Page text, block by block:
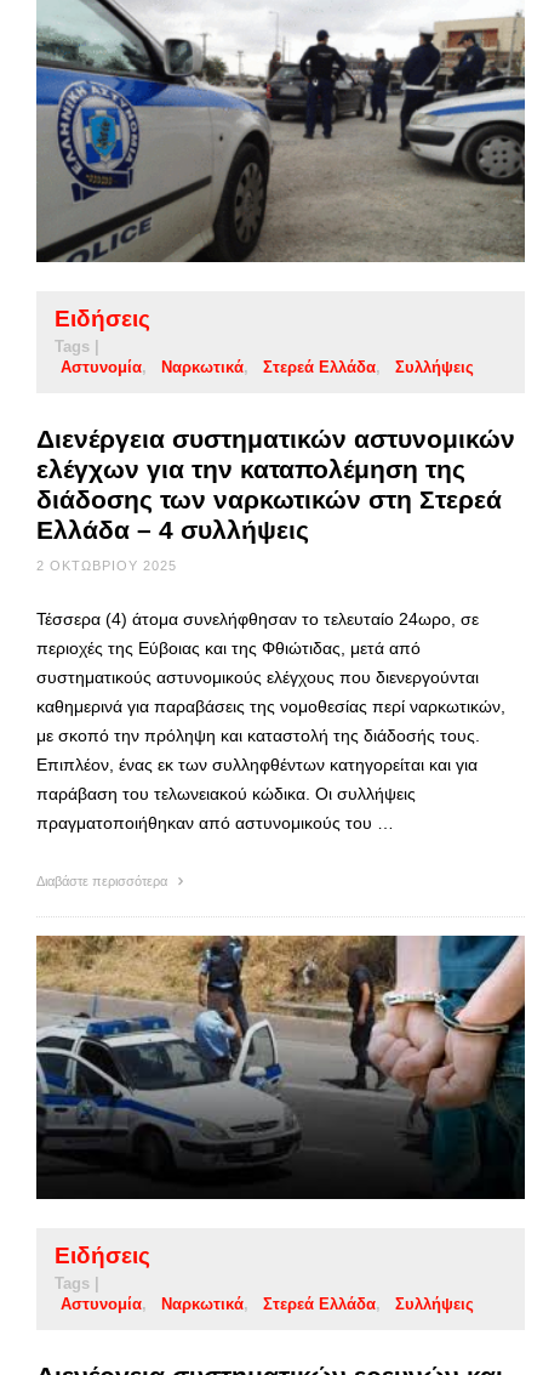
Ειδήσεις
Tags |
Αστυνομία
Ναρκωτικά Στερεά Ελλάδα Συλλήψεις
Διενέργεια συστηματικών αστυνομικών
ελέγχων για την καταπολέμηση της
διάδοσης των ναρκωτικών στη Στερεά
Ελλάδα – 4 συλλήψεις
2 ΟΚΤΩΒΡΊΟΥ 2025
Τέσσερα (4) άτομα συνελήφθησαν το τελευταίο 24ωρο, σε
περιοχές της Εύβοιας και της Φθιώτιδας, μετά από
συστηματικούς αστυνομικούς ελέγχους που διενεργούνται
καθημερινά για παραβάσεις της νομοθεσίας περί ναρκωτικών,
με σκοπό την πρόληψη και καταστολή της διάδοσής τους.
Επιπλέον, ένας εκ των συλληφθέντων κατηγορείται και για
παράβαση του τελωνειακού κώδικα. Οι συλλήψεις
πραγματοποιήθηκαν από αστυνομικούς του …
Διαβάστε περισσότερα
Ειδήσεις
Tags |
Αστυνομία
Ναρκωτικά Στερεά Ελλάδα Συλλήψεις